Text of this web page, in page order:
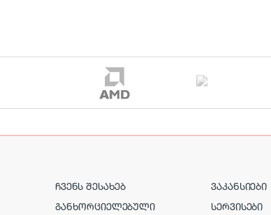
ᲩᲕᲔᲜᲡ ᲨᲔᲡᲐᲮᲔᲑ
ᲒᲐᲜᲮᲝᲠᲪᲘᲔᲚᲔᲑᲣᲚᲘ
ᲕᲐᲙᲐᲜᲡᲘᲔᲑᲘ
ᲡᲔᲠᲕᲘᲡᲔᲑᲘ